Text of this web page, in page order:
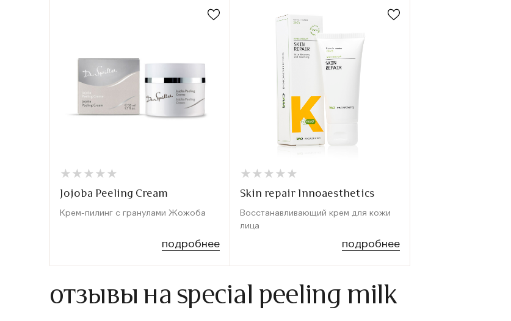
★
★ ★
★ ★
★ ★
★ ★
★
Jojoba Peeling Cream
Крем-пилинг с гранулами Жожоба
подробнее
★
★ ★
★ ★
★ ★
★ ★
★
Skin repair Innoaesthetics
Восстанавливающий крем для кожи
лица
подробнее
отзывы на special peeling milk